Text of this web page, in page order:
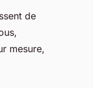
de
mesure,